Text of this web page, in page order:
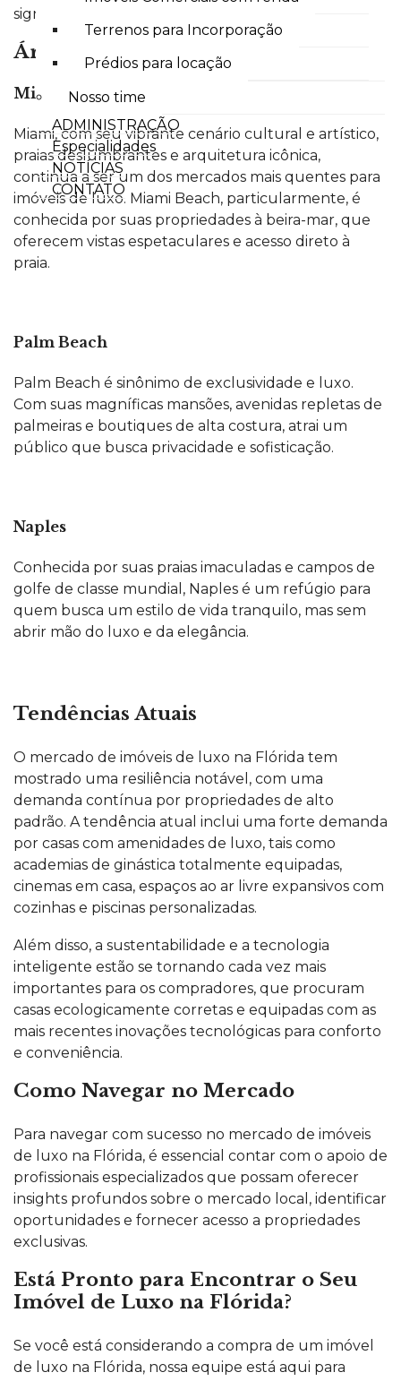
Terrenos para Incorporação
Prédios para locação
Nosso time
ADMINISTRAÇÃO
Especialidades
NOTÍCIAS
CONTATO
significativamente para o apelo deste mercado.
Áreas mais Procuradas
Miami e Miami Beach
Miami, com seu vibrante cenário cultural e artístico,
praias deslumbrantes e arquitetura icônica,
continua a ser um dos mercados mais quentes para
imóveis de luxo. Miami Beach, particularmente, é
conhecida por suas propriedades à beira-mar, que
oferecem vistas espetaculares e acesso direto à
praia.
Palm Beach
Palm Beach é sinônimo de exclusividade e luxo.
Com suas magníficas mansões, avenidas repletas de
palmeiras e boutiques de alta costura, atrai um
público que busca privacidade e sofisticação.
Naples
Conhecida por suas praias imaculadas e campos de
golfe de classe mundial, Naples é um refúgio para
quem busca um estilo de vida tranquilo, mas sem
abrir mão do luxo e da elegância.
Tendências Atuais
O mercado de imóveis de luxo na Flórida tem
mostrado uma resiliência notável, com uma
demanda contínua por propriedades de alto
padrão. A tendência atual inclui uma forte demanda
por casas com amenidades de luxo, tais como
academias de ginástica totalmente equipadas,
cinemas em casa, espaços ao ar livre expansivos com
cozinhas e piscinas personalizadas.
Além disso, a sustentabilidade e a tecnologia
inteligente estão se tornando cada vez mais
importantes para os compradores, que procuram
casas ecologicamente corretas e equipadas com as
mais recentes inovações tecnológicas para conforto
e conveniência.
Como Navegar no Mercado
Para navegar com sucesso no mercado de imóveis
de luxo na Flórida, é essencial contar com o apoio de
profissionais especializados que possam oferecer
insights profundos sobre o mercado local, identificar
oportunidades e fornecer acesso a propriedades
exclusivas.
Está Pronto para Encontrar o Seu
Imóvel de Luxo na Flórida?
Se você está considerando a compra de um imóvel
de luxo na Flórida, nossa equipe está aqui para